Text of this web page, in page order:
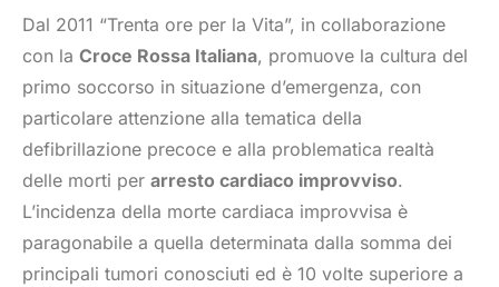
Dal 2011 “Trenta ore per la Vita”, in collaborazione
con la Croce Rossa Italiana, promuove la cultura del
primo soccorso in situazione d’emergenza, con
particolare attenzione alla tematica della
defibrillazione precoce e alla problematica realtà
delle morti per arresto cardiaco improvviso.
L’incidenza della morte cardiaca improvvisa è
paragonabile a quella determinata dalla somma dei
principali tumori conosciuti ed è 10 volte superiore a